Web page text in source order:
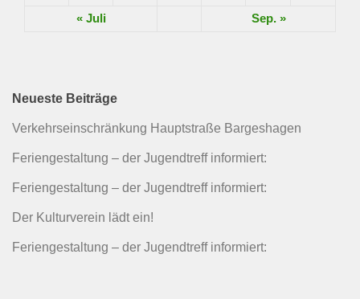
« Juli
Sep. »
Neueste Beiträge
Verkehrseinschränkung Hauptstraße Bargeshagen
Feriengestaltung – der Jugendtreff informiert:
Feriengestaltung – der Jugendtreff informiert:
Der Kulturverein lädt ein!
Feriengestaltung – der Jugendtreff informiert: